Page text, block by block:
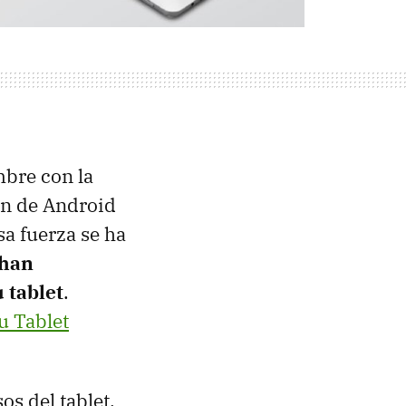
con la
de Android
fuerza se ha
tablet.
Tablet
del tablet,